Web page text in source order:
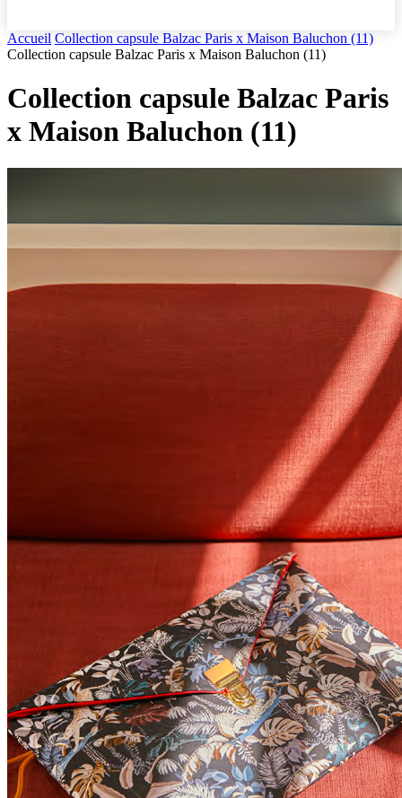
Accueil Collection capsule Balzac Paris x Maison Baluchon (11)
Collection capsule Balzac Paris x Maison Baluchon (11)
Collection capsule Balzac Paris
x Maison Baluchon (11)